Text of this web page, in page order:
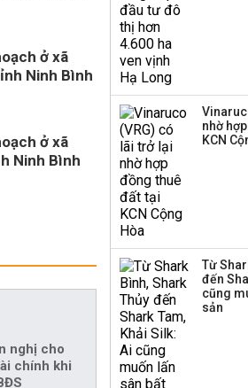
ở xã
Ninh Bình
ở xã
Ninh Bình
nghị cho
chính khi
nhờ
KCN
Từ
đến
cũng
sản